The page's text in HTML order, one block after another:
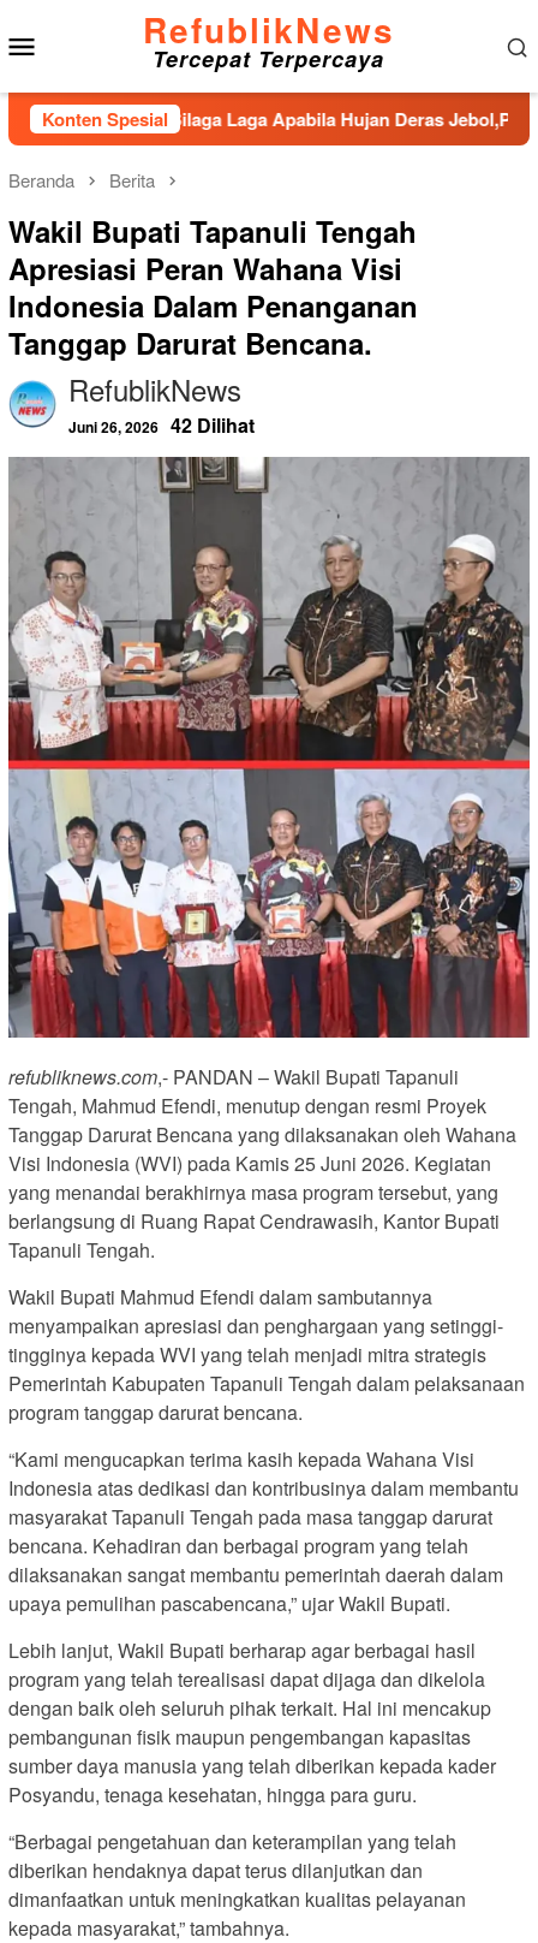
ke
konten
RefublikNews
Tercepat Terpercaya
Konten Spesial
Silaga Laga Apabila Hujan Deras Jebol,Puluhan Warga
Beranda Berita
Wakil Bupati Tapanuli Tengah
Apresiasi Peran Wahana Visi
Indonesia Dalam Penanganan
Tanggap Darurat Bencana.
RefublikNews
Juni 26, 2026 42 Dilihat
refubliknews.com,- PANDAN – Wakil Bupati Tapanuli
Tengah, Mahmud Efendi, menutup dengan resmi Proyek
Tanggap Darurat Bencana yang dilaksanakan oleh Wahana
Visi Indonesia (WVI) pada Kamis 25 Juni 2026. Kegiatan
yang menandai berakhirnya masa program tersebut, yang
berlangsung di Ruang Rapat Cendrawasih, Kantor Bupati
Tapanuli Tengah.
Wakil Bupati Mahmud Efendi dalam sambutannya
menyampaikan apresiasi dan penghargaan yang setinggi-
tingginya kepada WVI yang telah menjadi mitra strategis
Pemerintah Kabupaten Tapanuli Tengah dalam pelaksanaan
program tanggap darurat bencana.
“Kami mengucapkan terima kasih kepada Wahana Visi
Indonesia atas dedikasi dan kontribusinya dalam membantu
masyarakat Tapanuli Tengah pada masa tanggap darurat
bencana. Kehadiran dan berbagai program yang telah
dilaksanakan sangat membantu pemerintah daerah dalam
upaya pemulihan pascabencana,” ujar Wakil Bupati.
Lebih lanjut, Wakil Bupati berharap agar berbagai hasil
program yang telah terealisasi dapat dijaga dan dikelola
dengan baik oleh seluruh pihak terkait. Hal ini mencakup
pembangunan fisik maupun pengembangan kapasitas
sumber daya manusia yang telah diberikan kepada kader
Posyandu, tenaga kesehatan, hingga para guru.
“Berbagai pengetahuan dan keterampilan yang telah
diberikan hendaknya dapat terus dilanjutkan dan
dimanfaatkan untuk meningkatkan kualitas pelayanan
kepada masyarakat,” tambahnya.